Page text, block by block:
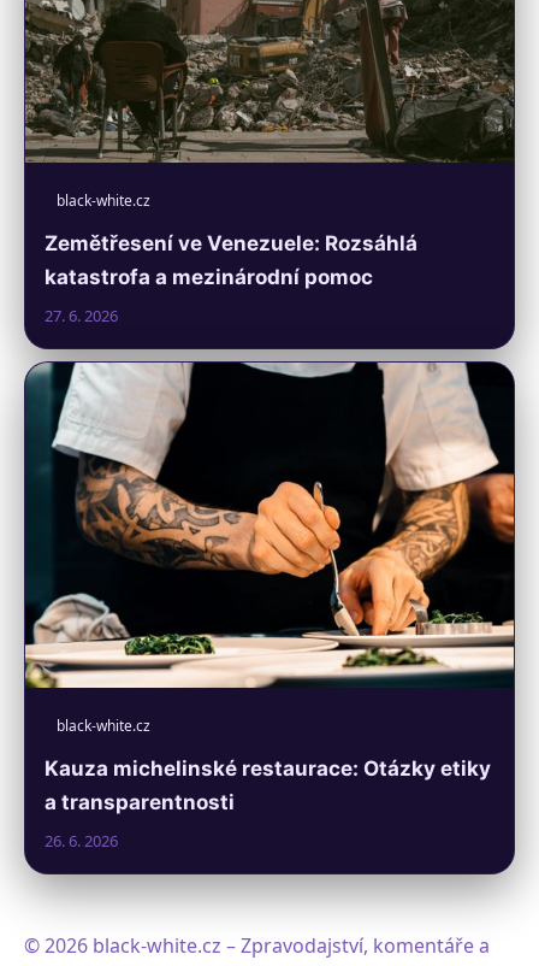
black-white.cz
Zemětřesení ve Venezuele: Rozsáhlá
katastrofa a mezinárodní pomoc
27. 6. 2026
black-white.cz
Kauza michelinské restaurace: Otázky etiky
a transparentnosti
26. 6. 2026
© 2026 black-white.cz – Zpravodajství, komentáře a